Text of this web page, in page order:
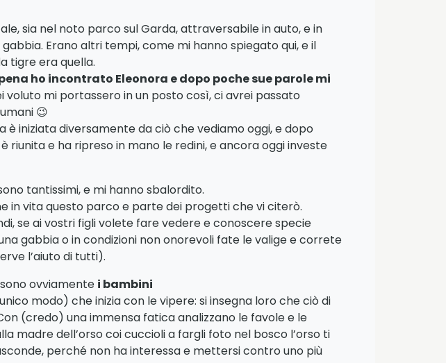
sia nel noto parco sul Garda, attraversabile in auto, e in
Erano altri tempi, come mi hanno spiegato qui, e il
tigre era quella.
ho incontrato Eleonora e dopo poche sue parole mi
voluto mi portassero in un posto così, ci avrei passato
😉
è iniziata diversamente da ciò che vediamo oggi, e dopo
e ha ripreso in mano le redini, e ancora oggi investe
tantissimi, e mi hanno sbalordito.
in vita questo parco e parte dei progetti che vi citerò.
se ai vostri figli volete fare vedere e conoscere specie
gabbia o in condizioni non onorevoli fate le valige e correte
l’aiuto di tutti).
ovviamente i bambini
modo) che inizia con le vipere: si insegna loro che ciò di
(credo) una immensa fatica analizzano le favole e le
madre dell’orso coi cuccioli a fargli foto nel bosco l’orso ti
perché non ha interessa e mettersi contro uno più